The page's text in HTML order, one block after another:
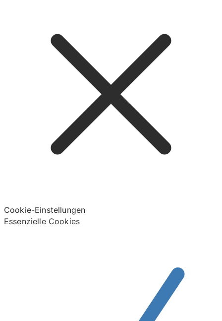
Cookie-Einstellungen
Essenzielle Cookies